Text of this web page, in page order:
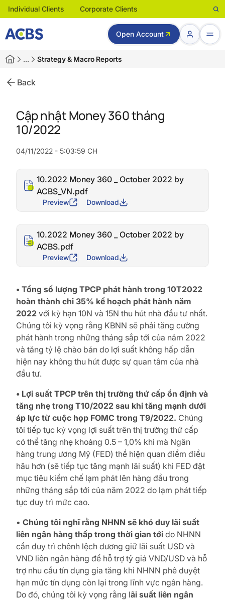
Individual Clients Corporate Clients
Open Account
… Strategy & Macro Reports
Back
Cập nhật Money 360 tháng
10/2022
04/11/2022 - 5:03:59 CH
10.2022 Money 360 _ October 2022 by
ACBS_VN.pdf
Preview Download
10.2022 Money 360 _ October 2022 by
ACBS.pdf
Preview Download
• Tổng số lượng TPCP phát hành trong 10T2022
hoàn thành chỉ 35% kế hoạch phát hành năm
2022 với kỳ hạn 10N và 15N thu hút nhà đầu tư nhất.
Chúng tôi kỳ vọng rằng KBNN sẽ phải tăng cường
phát hành trong những tháng sắp tới của năm 2022
và tăng tỷ lệ chào bán do lợi suất không hấp dẫn
hiện nay không thu hút được sự quan tâm của nhà
đầu tư.
• Lợi suất TPCP trên thị trường thứ cấp ổn định và
tăng nhẹ trong T10/2022 sau khi tăng mạnh dưới
áp lực từ cuộc họp FOMC trong T9/2022. Chúng
tôi tiếp tục kỳ vọng lợi suất trên thị trường thứ cấp
có thể tăng nhẹ khoảng 0.5 – 1,0% khi mà Ngân
hàng trung ương Mỹ (FED) thể hiện quan điểm điều
hâu hơn (sẽ tiếp tục tăng mạnh lãi suất) khi FED đặt
mục tiêu kiềm chế lạm phát lên hàng đầu trong
những tháng sắp tới của năm 2022 do lạm phát tiếp
tục duy trì mức cao.
• Chúng tôi nghĩ rằng NHNN sẽ khó duy lãi suất
liên ngân hàng thấp trong thời gian tới do NHNN
cần duy trì chênh lệch dương giữ lãi suất USD và
VND liên ngân hàng để hỗ trợ tỷ giá VND/USD và hỗ
trợ nhu cầu tín dụng gia tăng khi NHNN phê duyệt
hạn mức tín dụng còn lại trong lĩnh vực ngân hàng.
Do đó, chúng tôi kỳ vọng rằng lãi suất liên ngân